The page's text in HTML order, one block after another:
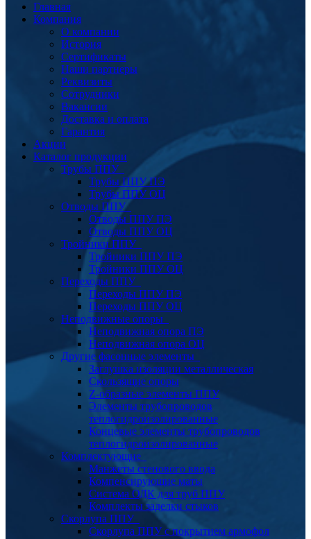
Главная
Компания
О компании
История
Сертификаты
Наши партнеры
Реквизиты
Сотрудники
Вакансии
Доставка и оплата
Гарантия
Акции
Каталог продукции
Трубы ППУ
Трубы ППУ ПЭ
Трубы ППУ ОЦ
Отводы ППУ
Отводы ППУ ПЭ
Отводы ППУ ОЦ
Тройники ППУ
Тройники ППУ ПЭ
Тройники ППУ ОЦ
Переходы ППУ
Переходы ППУ ПЭ
Переходы ППУ ОЦ
Неподвижные опоры
Неподвижная опора ПЭ
Неподвижная опора ОЦ
Другие фасонные элементы
Заглушка изоляции металлическая
Скользящие опоры
Z-образные элементы ППУ
Элементы трубопроводов
теплогидроизолированные
Концевые элементы трубопроводов
теплогидроизолированные
Комплектующие
Манжеты стенового ввода
Компенсирующие маты
Система ОДК для труб ППУ
Комплекты заделки стыков
Скорлупа ППУ
Скорлупа ППУ с покрытием армофол